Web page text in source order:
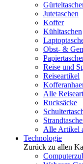
Jutetaschen
Koffer
Kühltaschen
Obst- &
Reise und
Reiseartikel
Alle
Rucksäcke
Alle Artikel
Technologie
Zurück zu allen